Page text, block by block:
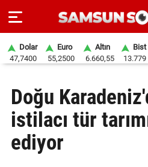
SAYFA
SAMSUN
HABER
Dolar
47,7400
Euro
55,2500
Altın
6.660,55
Bist
13.779
Doğu
istilacı tür
ediyor